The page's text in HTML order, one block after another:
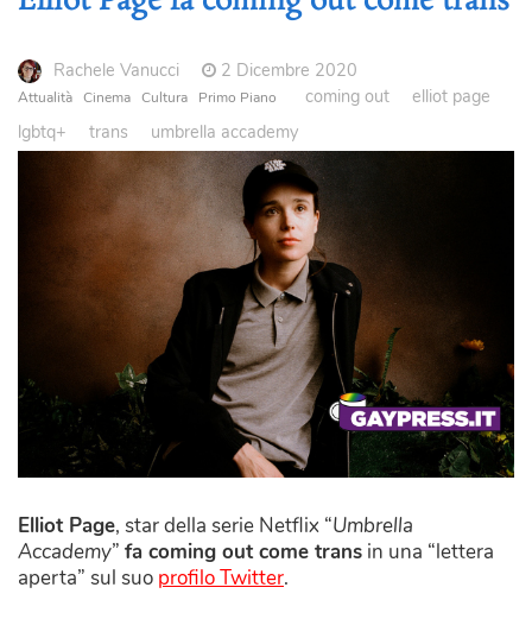
Rachele Vanucci 2 Dicembre 2020
Attualità Cinema Cultura Primo Piano coming out
elliot page
lgbtq+
trans umbrella accademy
Elliot Page, star della serie Netflix “Umbrella
Accademy” fa coming out come trans in una “lettera
aperta” sul suo profilo Twitter.